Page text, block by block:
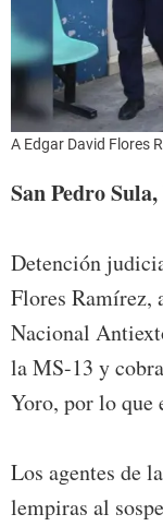
A Edgar David Flores
San Pedro
Detención
Flores Ramírez,
Nacional
la MS-13 y
Yoro, por lo que
Los agentes de
lempiras al